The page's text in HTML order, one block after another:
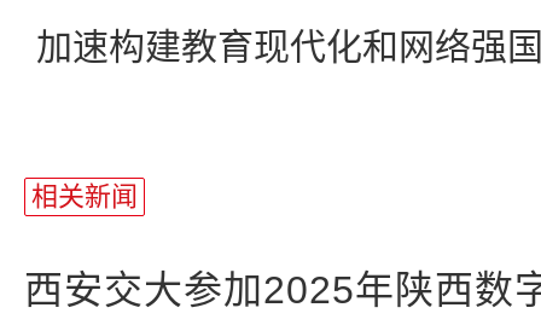
加速构建教育现代化和网络强
相关新闻
西安交大参加2025年陕西数